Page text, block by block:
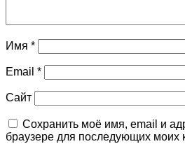
Имя *
Email *
Сайт
Сохранить моё имя, email и
браузере для последующих моих